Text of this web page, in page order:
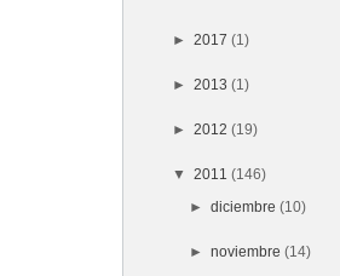
► 2017 (1)
► 2013 (1)
► 2012 (19)
▼ 2011 (146)
►diciembre(10)
►noviembre(14)